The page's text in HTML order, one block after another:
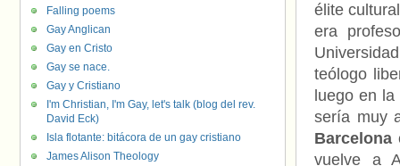
élite
era
teólogo
luego en
sería muy
Barcelona
vuelve a
Falling poems
Gay Anglican
Gay en Cristo
Gay se nace.
Gay y Cristiano
I'm Christian, I'm Gay, let's talk (blog del rev.
David Eck)
Isla flotante: bitácora de un gay cristiano
James Alison Theology